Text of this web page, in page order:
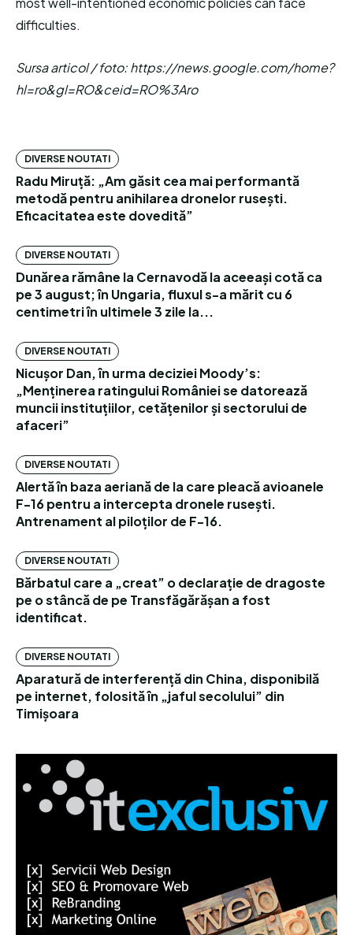
difficulties.
Sursa articol / foto: https://news.google.com/home?
hl=ro&gl=RO&ceid=RO%3Aro
DIVERSE NOUTATI
Radu Miruță: „Am găsit cea mai performantă
metodă pentru anihilarea dronelor rusești.
Eficacitatea este dovedită”
DIVERSE NOUTATI
Dunărea rămâne la Cernavodă la aceeași cotă ca
pe 3 august; în Ungaria, fluxul s-a mărit cu 6
centimetri în ultimele 3 zile la...
DIVERSE NOUTATI
Nicușor Dan, în urma deciziei Moody’s:
„Menținerea ratingului României se datorează
muncii instituțiilor, cetățenilor și sectorului de
afaceri”
DIVERSE NOUTATI
Alertă în baza aeriană de la care pleacă avioanele
F-16 pentru a intercepta dronele rusești.
Antrenament al piloților de F-16.
DIVERSE NOUTATI
Bărbatul care a „creat” o declarație de dragoste
pe o stâncă de pe Transfăgărășan a fost
identificat.
DIVERSE NOUTATI
Aparatură de interferență din China, disponibilă
pe internet, folosită în „jaful secolului” din
Timișoara